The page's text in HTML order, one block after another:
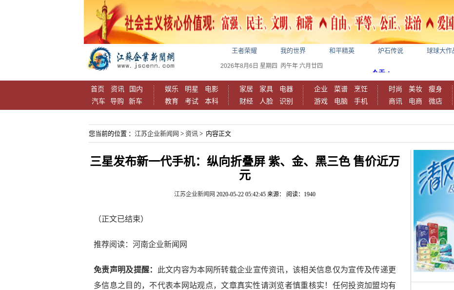
王者荣耀 我的世界 和平精英 炉石传说 球球大作
2026年8月6日 星期四 丙午年 六月廿四
首页 资讯
国内
汽车
导购 新车
娱乐 明星
电影
教育
考试 本科
家居 家具
电器
财经
人脸 识别
企业 菜谱
烹饪
游戏
电脑 手机
时尚 美妆
瘦身
商讯
电商 微店
您当前的位置 ： 江苏企业新闻网 > 资讯 > 内容正文
三星发布新一代手机：纵向折叠屏 紫、金、黑三色 售价近万
元
江苏企业新闻网 2020-05-22 05:42:45 来源： 阅读：1940
（正文已结束）
推荐阅读： 河南企业新闻网
免责声明及提醒：
此文内容为本网所转载企业宣传资讯，该相关信息仅为宣传及传递更
多信息之目的，不代表本网站观点，文章真实性请浏览者慎重核实！任何投资加盟均有